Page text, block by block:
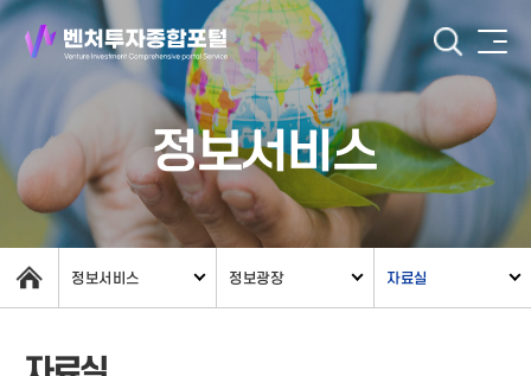
정보서비스
정보서비스 정보광장 자료실